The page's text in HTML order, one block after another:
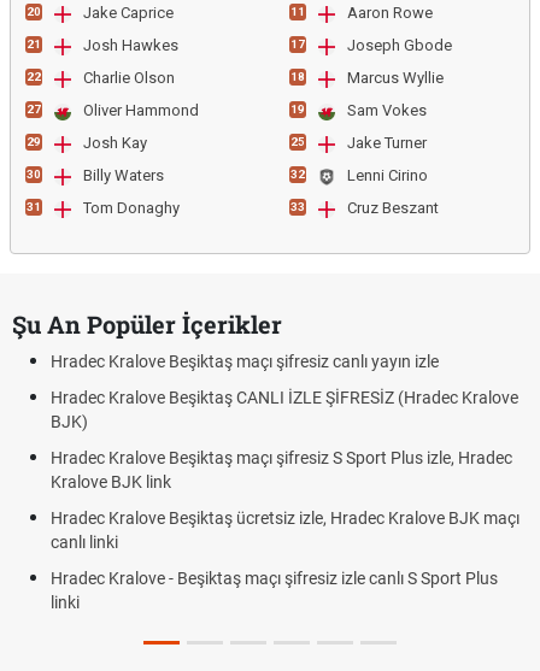
20 Jake Caprice
21 Josh Hawkes
22 Charlie Olson
27 Oliver Hammond
29 Josh Kay
30 Billy Waters
31 Tom Donaghy
11 Aaron Rowe
17 Joseph Gbode
18 Marcus Wyllie
19 Sam Vokes
25 Jake Turner
32 Lenni Cirino
33 Cruz Beszant
Şu An Popüler İçerikler
Hradec Kralove Beşiktaş maçı şifresiz canlı yayın izle
Hradec Kralove Beşiktaş CANLI İZLE ŞİFRESİZ (Hradec Kralove
BJK)
Hradec Kralove Beşiktaş maçı şifresiz S Sport Plus izle, Hradec
Kralove BJK link
Hradec Kralove Beşiktaş ücretsiz izle, Hradec Kralove BJK maçı
canlı linki
Hradec Kralove - Beşiktaş maçı şifresiz izle canlı S Sport Plus
linki